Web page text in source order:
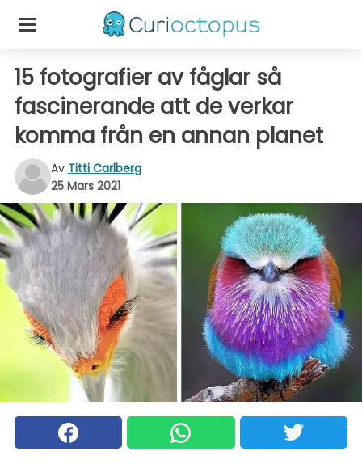
15 fotografier av fåglar så
fascinerande att de verkar
komma från en annan planet
Av Titti Carlberg
25 Mars 2021